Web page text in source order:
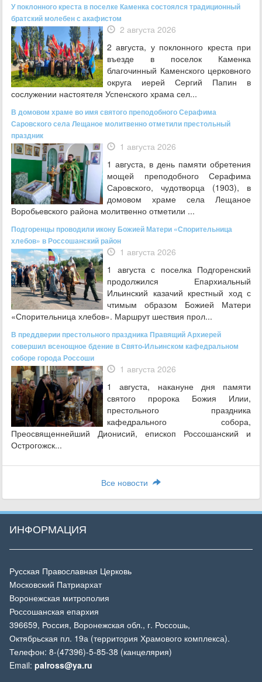
У поклонного креста в поселке Каменка состоялся традиционный
братский молебен с акафистом
2 августа 2026
2 августа, у поклонного креста при
въезде в поселок Каменка
благочинный Каменского церковного
округа иерей Сергий Папин в
сослужении настоятеля Успенского храма сел...
В домовом храме во имя святого преподобного Серафима
Саровского села Лещаное молитвенно отметили престольный
праздник
1 августа 2026
1 августа, в день памяти обретения
мощей преподобного Серафима
Саровского, чудотворца (1903), в
домовом храме села Лещаное
Воробьевского района молитвенно отметили ...
Подгоренцы проводили икону Божией Матери «Спорительница
хлебов» в Россошанский район
1 августа 2026
1 августа с поселка Подгоренский
продолжился Епархиальный
Ильинский казачий крестный ход с
чтимым образом Божией Матери
«Спорительница хлебов». Маршрут шествия прол...
В преддверии престольного праздника Правящий Архиерей
совершил всенощное бдение в Свято-Ильинском кафедральном
соборе города Россоши
1 августа 2026
1 августа, накануне дня памяти
святого пророка Божия Илии,
престольного праздника
кафедрального собора,
Преосвященнейший Дионисий, епископ Россошанский и
Острогожск...
Все новости
ИНФОРМАЦИЯ
Русская Православная Церковь
Московский Патриархат
Воронежская митрополия
Россошанская епархия
396659, Россия, Воронежская обл., г. Россошь,
Октябрьская пл. 19а (территория Храмового комплекса).
Телефон: 8-(47396)-5-85-38 (канцелярия)
Email: palross@ya.ru